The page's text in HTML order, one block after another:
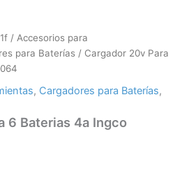
/ Accesorios para
para Baterías / Cargador 20v Para
, Cargadores para Baterías,
6 Baterias 4a Ingco